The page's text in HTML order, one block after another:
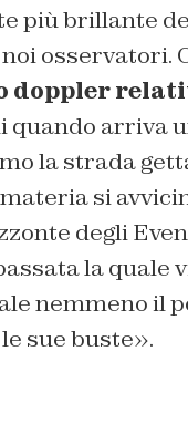
più brillante
osservatori.
doppler
arriva
la strada
si
degli
la quale
nemmeno il
sue buste».